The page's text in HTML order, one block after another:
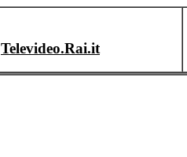
Televideo.Rai.it